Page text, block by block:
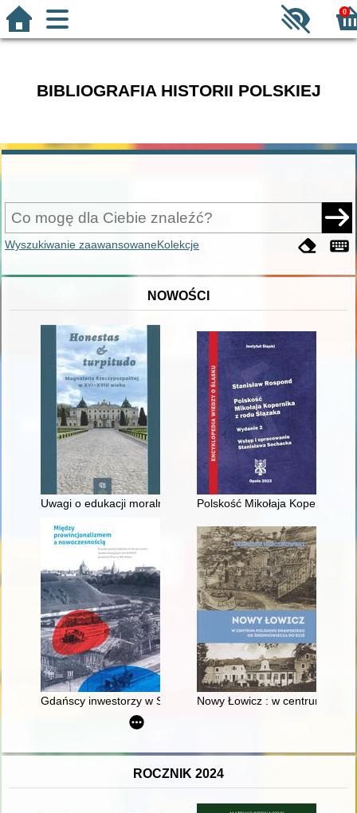
0
BIBLIOGRAFIA HISTORII POLSKIEJ
Wyszukiwanie zaawansowaneKolekcje
NOWOŚCI
Uwagi o edukacji moralnej synów szlacheckich w XVI-
Polskość Mikołaja Kopernika z
Gdańscy inwestorzy w Sopocie : prestiż finansowy i
Nowy Łowicz : w centrum
ROCZNIK 2024